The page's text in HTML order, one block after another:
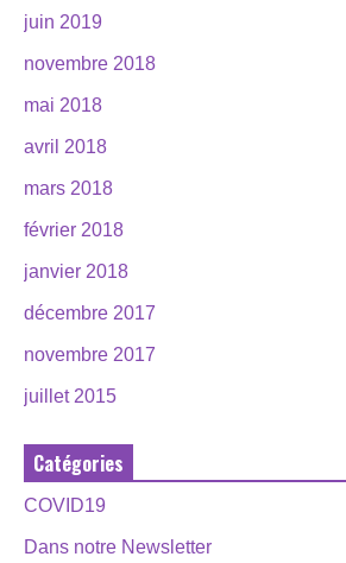
juin 2019
novembre 2018
mai 2018
avril 2018
mars 2018
février 2018
janvier 2018
décembre 2017
novembre 2017
juillet 2015
Catégories
COVID19
Dans notre Newsletter